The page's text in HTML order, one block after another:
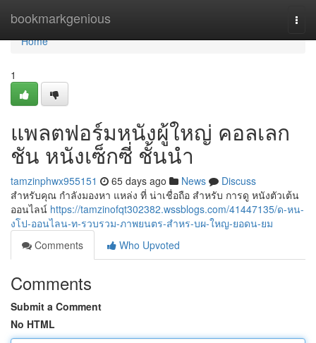
bookmarkgenious
Home
Home
1
แพลตฟอร์มหนังผู้ใหญ่ คอลเลก
ชัน หนังเซ็กซี่ ชั้นนำ
tamzinphwx955151 65 days ago News
Discuss
สำหรับคุณ กำลังมองหา แหล่ง ที่ น่าเชื่อถือ สำหรับ การดู หนังตัวเต้น
ออนไลน์ https://tamzinofqt302382.wssblogs.com/41447135/ด-หน-
งโป-ออนไลน-ท-รวบรวม-ภาพยนตร-สำหร-บผ-ใหญ-ยอดน-ยม
Comments
Who Upvoted
Comments
Submit a Comment
No HTML